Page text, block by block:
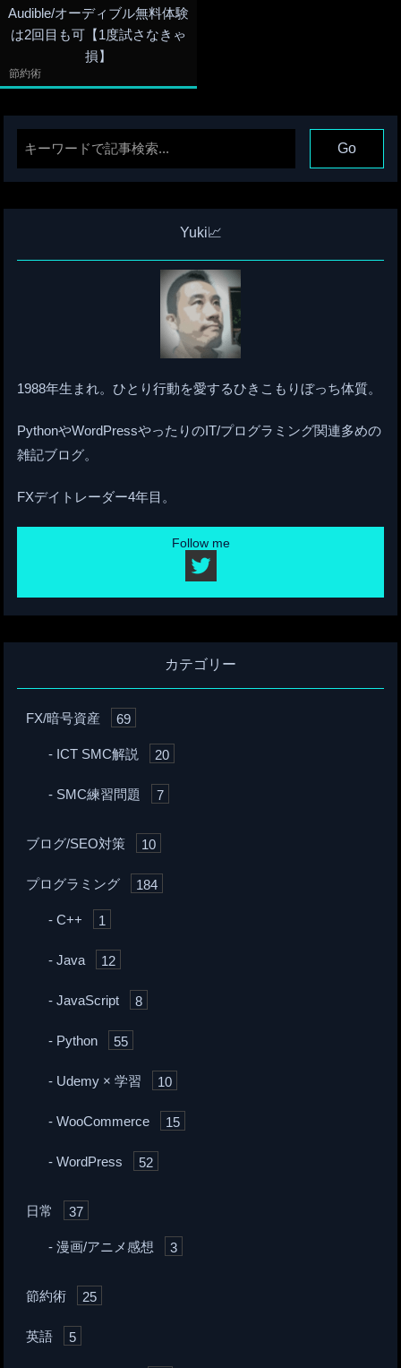
Audible/オーディブル無料体験
は2回目も可【1度試さなきゃ
損】
節約術
Yuki📈
1988年生まれ。ひとり行動を愛するひきこもりぼっち体質。
PythonやWordPressやったりのIT/プログラミング関連多めの
雑記ブログ。
FXデイトレーダー4年目。
Follow me
カテゴリー
FX/暗号資産 69
ICT SMC解説 20
SMC練習問題 7
ブログ/SEO対策 10
プログラミング 184
C++ 1
Java 12
JavaScript 8
Python 55
Udemy × 学習 10
WooCommerce 15
WordPress 52
日常 37
漫画/アニメ感想 3
節約術 25
英語 5